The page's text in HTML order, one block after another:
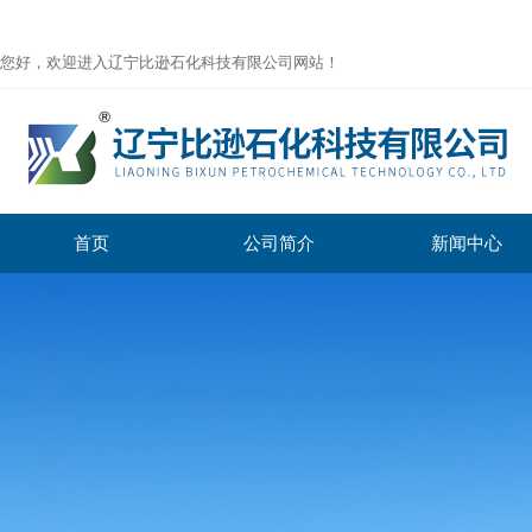
您好，欢迎进入辽宁比逊石化科技有限公司网站！
首页 公司简介 新闻中心